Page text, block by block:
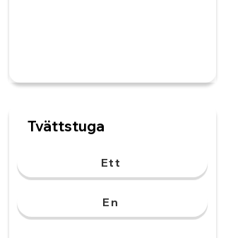
Tvättstuga
Ett
En